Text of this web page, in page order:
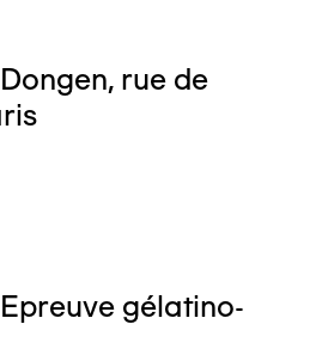
rue de
gélatino-